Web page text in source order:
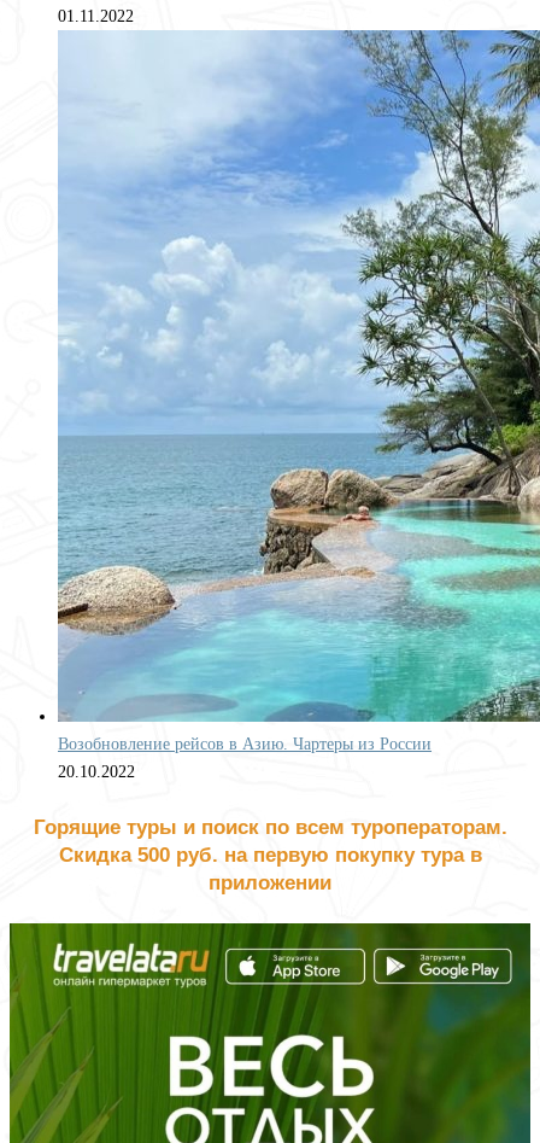
01.11.2022
Возобновление рейсов в Азию. Чартеры из России
20.10.2022
Горящие туры и поиск по всем туроператорам.
Скидка 500 руб. на первую покупку тура в
приложении